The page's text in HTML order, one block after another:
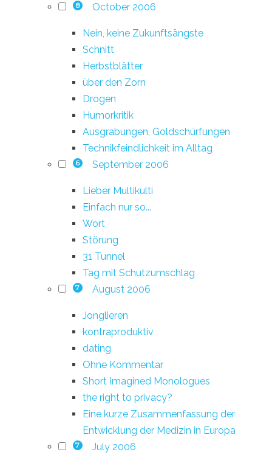
8 October 2006
Nein, keine Zukunftsängste
Schnitt
Herbstblätter
über den Zorn
Drogen
Humorkritik
Ausgrabungen, Goldschürfungen
Technikfeindlichkeit im Alltag
6 September 2006
Lieber Multikulti
Einfach nur so...
Wort
Störung
31 Tunnel
Tag mit Schutzumschlag
7 August 2006
Jonglieren
kontraproduktiv
dating
Ohne Kommentar
Short Imagined Monologues
the right to privacy?
Eine kurze Zusammenfassung der
Entwicklung der Medizin in Europa
7 July 2006